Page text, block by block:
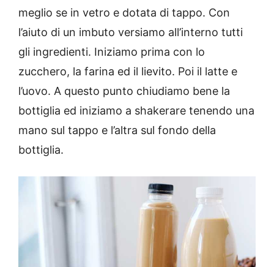
meglio se in vetro e dotata di tappo. Con
l’aiuto di un imbuto versiamo all’interno tutti
gli ingredienti. Iniziamo prima con lo
zucchero, la farina ed il lievito. Poi il latte e
l’uovo. A questo punto chiudiamo bene la
bottiglia ed iniziamo a shakerare tenendo una
mano sul tappo e l’altra sul fondo della
bottiglia.